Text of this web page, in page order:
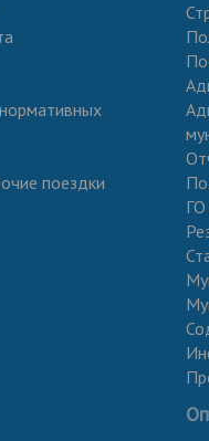
поездки
ГО